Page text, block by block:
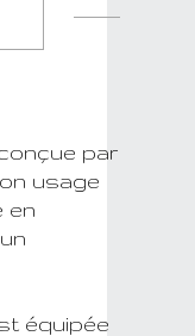
par
usage
en
équipée